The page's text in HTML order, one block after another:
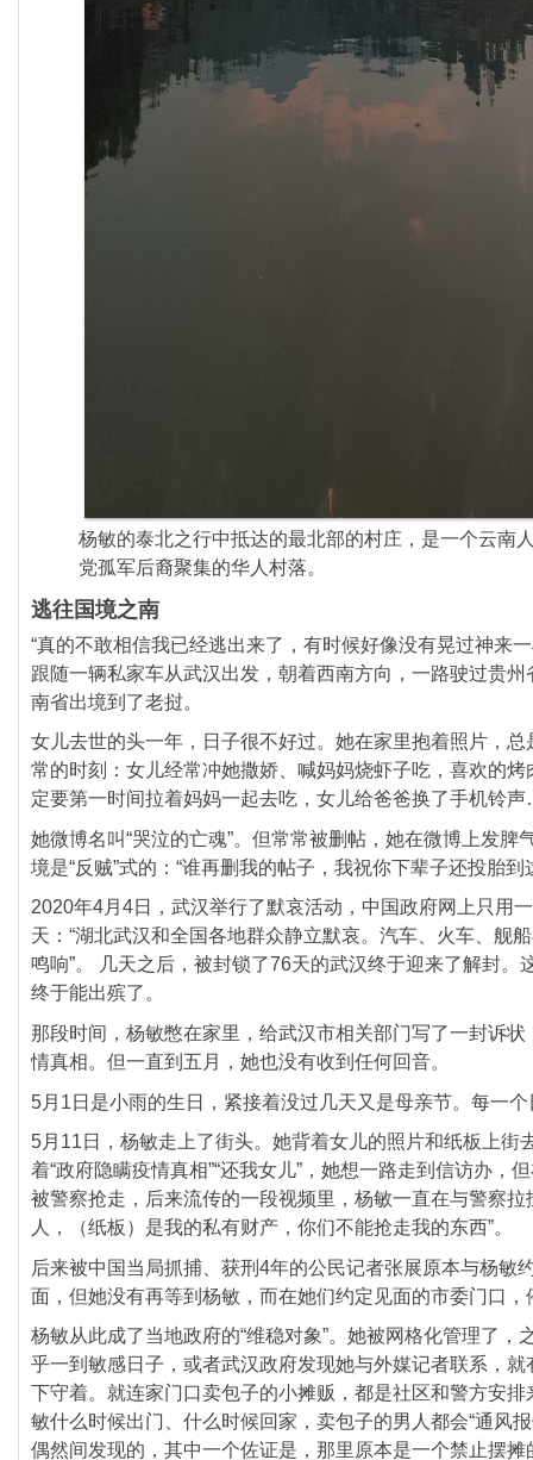
杨敏的泰北之行中抵达的最北部的村庄， 是一个云南
党孤军后裔聚集的华人村落。
逃往国境之南
“真的不敢相信我已经逃出来了，有时候好像没有晃过神来一
跟随一辆私家车从武汉出发，朝着西南方向， 一路驶过贵州
南省出境到了老挝。
女儿去世的头一年，日子很不好过。她在家里抱着照片， 总
常的时刻：女儿经常冲她撒娇、 喊妈妈烧虾子吃，喜欢的烤
定要第一时间拉着妈妈一起去吃，女儿给爸爸换了手机铃
她微博名叫“哭泣的亡魂”。但常常被删帖，她在微博上发脾
境是“反贼”式的：“谁再删我的帖子， 我祝你下辈子还投胎到
2020年4月4日，武汉举行了默哀活动， 中国政府网上只用
天：“湖北武汉和全国各地群众静立默哀。汽车、火车、 舰
鸣响”。 ​​​​几天之后，被封锁了76天的武汉终于迎来了解封。
终于能出殡了。
那段时间，杨敏憋在家里，给武汉市相关部门写了一封诉状
情真相。但一直到五月，她也没有收到任何回音。
5月1日是小雨的生日，紧接着没过几天又是母亲节。 每一个
5月11日，杨敏走上了街头。 她背着女儿的照片和纸板上街
着“政府隐瞒疫情真相”“还我女儿”，她想一路走到信访办，
被警察抢走，后来流传的一段视频里， 杨敏一直在与警察拉
人，（纸板）是我的私有财产， 你们不能抢走我的东西”。
后来被中国当局抓捕、 获刑4年的公民记者张展原本与杨敏
面， 但她没有再等到杨敏，而在她们约定见面的市委门口，
杨敏从此成了当地政府的“维稳对象”。她被网格化管理了，
乎一到敏感日子， 或者武汉政府发现她与外媒记者联系，就
下守着。 就连家门口卖包子的小摊贩，都是社区和警方安
敏什么时候出门、什么时候回家，卖包子的男人都会“通风报
偶然间发现的，其中一个佐证是， 那里原本是一个禁止摆摊